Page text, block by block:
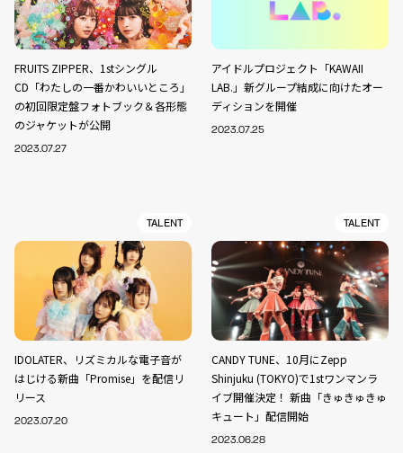
FRUITS ZIPPER、1stシングル
CD「わたしの一番かわいいところ」
の初回限定盤フォトブック＆各形態
のジャケットが公開
2023.07.27
アイドルプロジェクト「KAWAII
LAB.」新グループ結成に向けたオー
ディションを開催
2023.07.25
TALENT
IDOLATER、リズミカルな電子音が
はじける新曲「Promise」を配信リ
リース
2023.07.20
TALENT
CANDY TUNE、10月にZepp
Shinjuku (TOKYO)で1stワンマンラ
イブ開催決定！ 新曲「きゅきゅきゅ
キュート」配信開始
2023.06.28